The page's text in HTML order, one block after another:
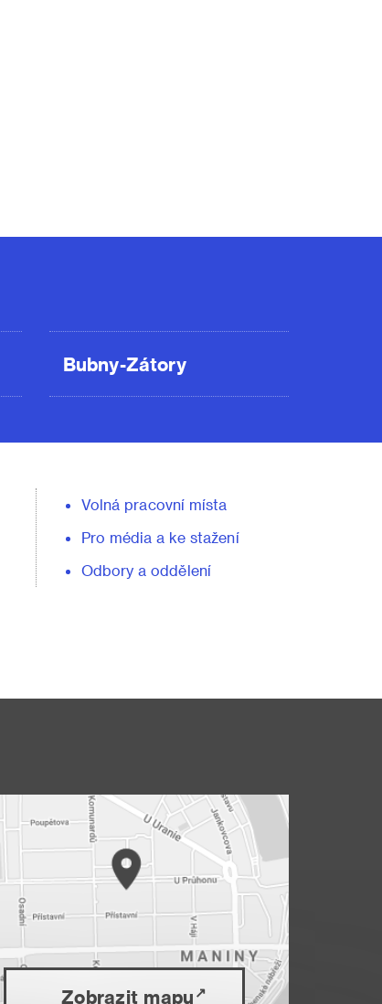
Bubny-Zátory
Volná pracovní místa
Pro média a ke stažení
Odbory a oddělení
Zobrazit mapu